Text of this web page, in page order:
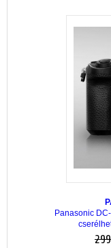
Panasonic